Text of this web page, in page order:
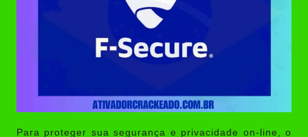
Para proteger sua segurança e privacidade on-line, o